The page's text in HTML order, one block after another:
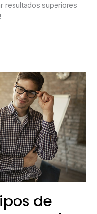
resultados superiores
de